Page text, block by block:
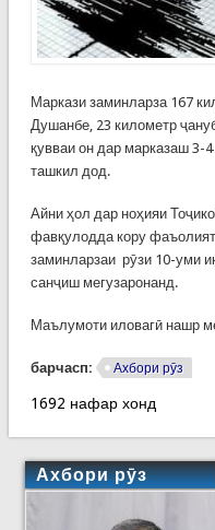
Маркази заминларза 167
Душанбе, 23 километр
қувваи он дар марказаш
ташкил дод.
Айни ҳол дар ноҳияи
фавқулодда кору фаъолият
заминларзаи рӯзи 10-уми
санҷиш мегузаронанд.
Маълумоти иловагӣ нашр
барчасп: Ахбори рӯз
1692 нафар хонд
Ахбори рӯз